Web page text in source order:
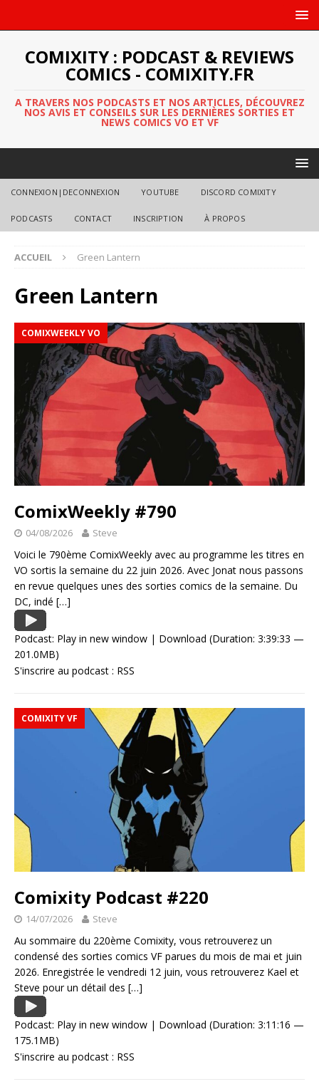
COMIXITY : PODCAST & REVIEWS
COMICS - COMIXITY.FR
A TRAVERS NOS PODCASTS ET NOS ARTICLES, DÉCOUVREZ
NOS AVIS ET CONSEILS SUR LES DERNIÈRES SORTIES ET
NEWS COMICS VO ET VF
CONNEXION|DECONNEXION YOUTUBE DISCORD COMIXITY
PODCASTS CONTACT INSCRIPTION À PROPOS
ACCUEIL Green Lantern
Green Lantern
COMIXWEEKLY VO
ComixWeekly #790
04/08/2026 Steve
Voici le 790ème ComixWeekly avec au programme les titres en
VO sortis la semaine du 22 juin 2026. Avec Jonat nous passons
en revue quelques unes des sorties comics de la semaine. Du
DC, indé […]
Podcast: Play in new window | Download (Duration: 3:39:33 —
201.0MB)
S'inscrire au podcast : RSS
COMIXITY VF
Comixity Podcast #220
14/07/2026 Steve
Au sommaire du 220ème Comixity, vous retrouverez un
condensé des sorties comics VF parues du mois de mai et juin
2026. Enregistrée le vendredi 12 juin, vous retrouverez Kael et
Steve pour un détail des […]
Podcast: Play in new window | Download (Duration: 3:11:16 —
175.1MB)
S'inscrire au podcast : RSS